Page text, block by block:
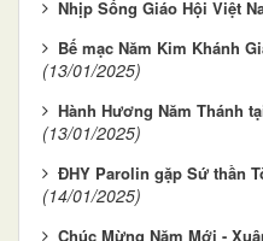
Nhịp Sống Giáo Hội Việt
Bế mạc Năm Kim Khánh
(13/01/2025)
Hành Hương Năm Thánh
(13/01/2025)
ĐHY Parolin gặp Sứ thần
(14/01/2025)
Chúc Mừng Năm Mới -